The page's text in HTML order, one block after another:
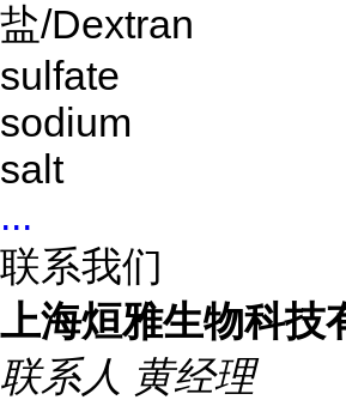
盐/Dextran
sulfate
sodium
salt
...
联系我们
上海烜雅生物科技
联系人 黄经理